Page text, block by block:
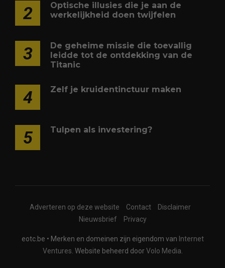
2
Optische illusies die je aan de
werkelijkheid doen twijfelen
3
De geheime missie die toevallig
leidde tot de ontdekking van de
Titanic
4 Zelf je kruidentinctuur maken
5 Tulpen als investering?
Adverteren op deze website Contact
Disclaimer
Nieuwsbrief
Privacy
eotc.be • Merken en domeinen zijn eigendom van Internet
Ventures. Website beheerd doorVolo Media.